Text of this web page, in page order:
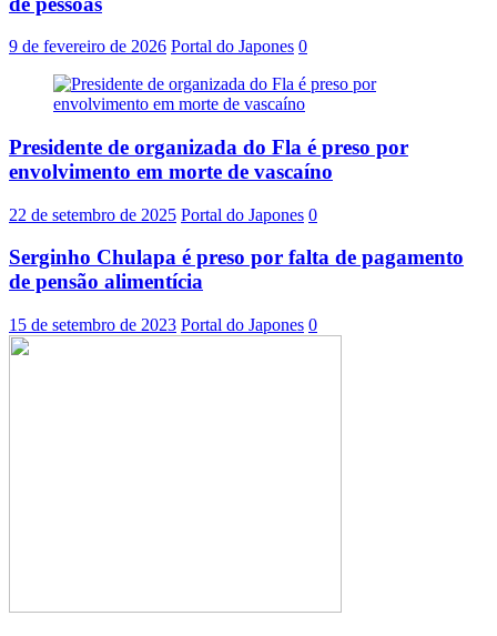
9 de fevereiro de 2026 Portal do Japones 0
Presidente de organizada do Fla é preso por
envolvimento em morte de vascaíno
22 de setembro de 2025 Portal do Japones 0
Serginho Chulapa é preso por falta de pagamento
de pensão alimentícia
15 de setembro de 2023 Portal do Japones 0